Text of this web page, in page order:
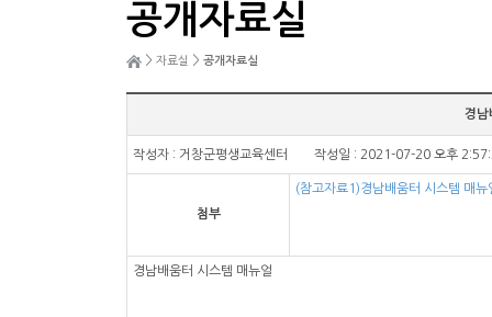
공개자료실
> 자료실 > 공개자료실
경남
작성자 : 거창군평생교육센터 작성일 : 2021-07-20 오후
첨부
(참고자료1)경남배움터 시스템 매
경남배움터 시스템 매뉴얼